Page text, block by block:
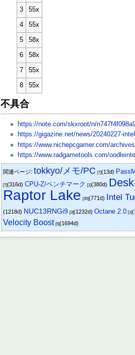
3 55x
4 55x
5 58x
6 58x
7 55x
8 55x
不具合
https://note.com/skxroot/n/
https://gigazine.net/news/20240227-
https://www.nichepcgamer.com/
https://www.radgametools.com/
関連ページ:tokkyo/メモ/PC [7](13d)
[7](316d)CPU-Z/ベンチマーク [1](380d)
Raptor Lake [35](771d) Intel
(1218d) NUC13RNGi9 [3](1232d)Octane 2.0 [1]
Velocity Boost [5](1694d)